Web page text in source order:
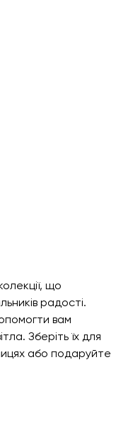
що
радості.
вам
Зберіть їх для
або подаруйте